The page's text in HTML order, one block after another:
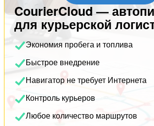
CourierCloud —
для курьерской
Экономия пробега и топлива
Быстрое внедрение
Навигатор не требует Интернета
Контроль курьеров
Любое количество маршрутов